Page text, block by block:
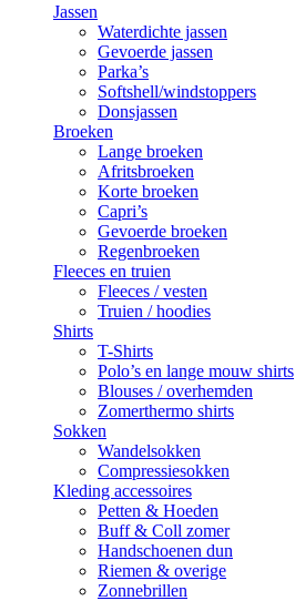
Jassen
Waterdichte jassen
Gevoerde jassen
Parka’s
Softshell/windstoppers
Donsjassen
Broeken
Lange broeken
Afritsbroeken
Korte broeken
Capri’s
Gevoerde broeken
Regenbroeken
Fleeces en truien
Fleeces / vesten
Truien / hoodies
Shirts
T-Shirts
Polo’s en lange mouw shirts
Blouses / overhemden
Zomerthermo shirts
Sokken
Wandelsokken
Compressiesokken
Kleding accessoires
Petten & Hoeden
Buff & Coll zomer
Handschoenen dun
Riemen & overige
Zonnebrillen